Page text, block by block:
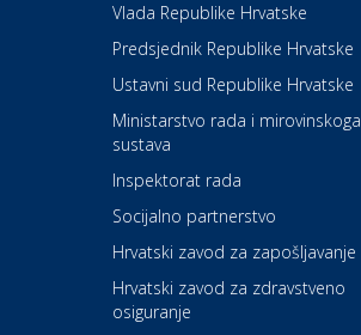
Kultura i edukacija
Kazalište Kerempuh
Kultura i edukacija
Kazalište ZKM
Auto-moto i tehnika
Zdravlje i osiguranje
Vlada Republike Hrvatske
Predsjednik Republike Hrvatske
Ustavni sud Republike Hrvatske
Ministarstvo rada i mirovinskoga
sustava
Inspektorat rada
Socijalno partnerstvo
Hrvatski zavod za zapošljavanje
Hrvatski zavod za zdravstveno
osiguranje